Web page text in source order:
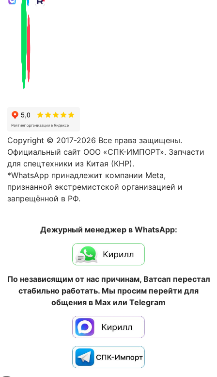
Copyright © 2017-2026 Все права защищены.
Официальный сайт ООО «СПК-ИМПОРТ». Запчасти
для спецтехники из Китая (КНР).
*WhatsApp принадлежит компании Meta,
признанной экстремистской организацией и
запрещённой в РФ.
Дежурный менеджер в WhatsApp:
По независящим от нас причинам, Ватсап перестал
стабильно работать. Мы просим перейти для
общения в Max или Telegram